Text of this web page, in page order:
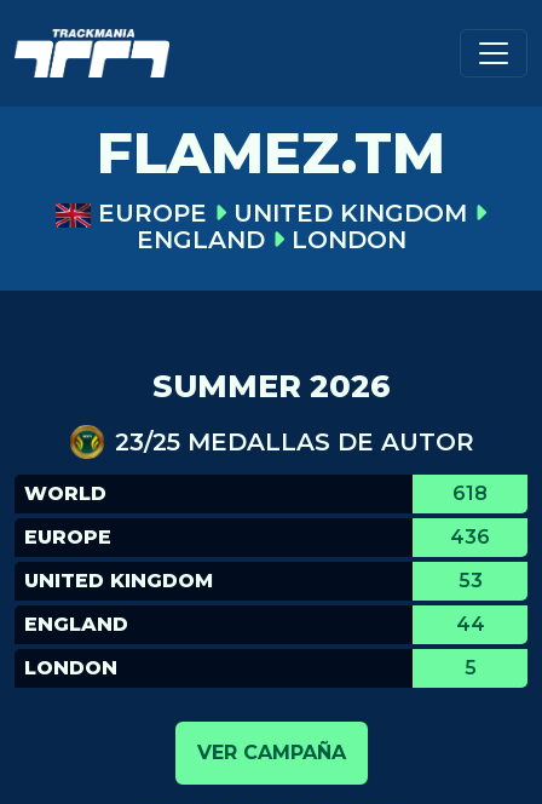
FLAMEZ.TM
EUROPE
UNITED KINGDOM
ENGLAND
LONDON
SUMMER 2026
23/25 MEDALLAS DE AUTOR
WORLD
618
EUROPE
436
UNITED KINGDOM
53
ENGLAND
44
LONDON
5
VER CAMPAÑA